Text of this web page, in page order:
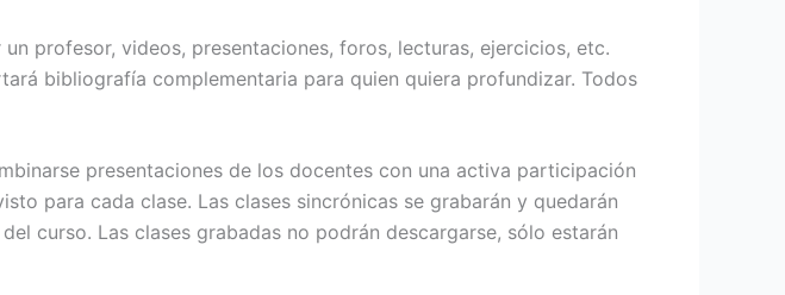
profesor, videos, presentaciones, foros, lecturas, ejercicios, etc.
bibliografía complementaria para quien quiera profundizar. Todos
presentaciones de los docentes con una activa participación
para cada clase. Las clases sincrónicas se grabarán y quedarán
curso. Las clases grabadas no podrán descargarse, sólo estarán